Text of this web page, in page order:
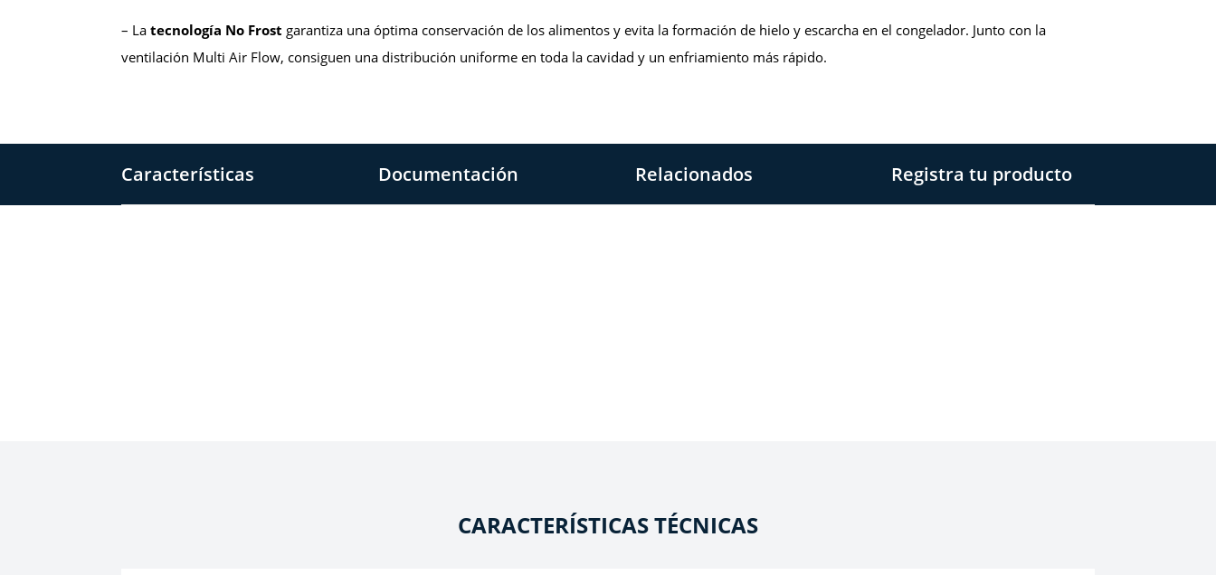
– Latecnología No Frost garantiza una óptima conservación de los alimentos y evita la formación de hielo y escarcha en el congelador. Junto con la
ventilación Multi Air Flow, consiguen una distribución uniforme en toda la cavidad y un enfriamiento más rápido.
Características Documentación Relacionados Registra tu producto
CARACTERÍSTICAS TÉCNICAS